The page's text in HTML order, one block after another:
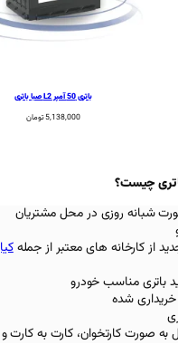
باتری 50 آمپر L2 صبا باتری
5,138,000تومان
چیست؟
شبانه روزی در محل مشتریان
از کارخانه های معتبراز جمله
باتری مناسب خودرو
خریداری شده
به صورت کارتخوان، کارت به کارت